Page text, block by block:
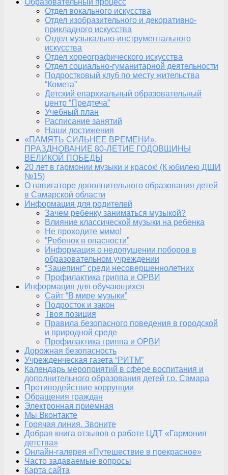
Образовательный процесс
Отдел вокального искусства
Отдел изобразительного и декоративно-
прикладного искусства
Отдел музыкально-инструментального
искусства
Отдел хореографического искусства
Отдел социально-гуманитарной деятельности
Подростковый клуб по месту жительства
“Комета”
Детский епархиальный образовательный
центр “Предтеча”
Учебный план
Расписание занятий
Наши достижения
«ПАМЯТЬ СИЛЬНЕЕ ВРЕМЕНИ»,
ПРАЗДНОВАНИЕ 80-ЛЕТИЕ ГОДОВЩИНЫ
ВЕЛИКОЙ ПОБЕДЫ
20 лет в гармонии музыки и красок! (К юбилею ДШИ
№15)
О навигаторе дополнительного образования детей
в Самарской области
Информация для родителей
Зачем ребенку заниматься музыкой?
Влияние классической музыки на ребенка
Не проходите мимо!
“Ребенок в опасности”
Информация о недопущении поборов в
образовательном учреждении
“Зацепинг” среди несовершеннолетних
Профилактика гриппа и ОРВИ
Информация для обучающихся
Сайт “В мире музыки”
Подросток и закон
Твоя позиция
Правила безопасного поведения в городской
и природной среде
Профилактика гриппа и ОРВИ
Дорожная безопасность
Учрежденческая газета “РИТМ”
Календарь мероприятий в сфере воспитания и
дополнительного образования детей г.о. Самара
Противодействие коррупции
Обращения граждан
Электронная приемная
Мы Вконтакте
Горячая линия. Звоните
Добрая книга отзывов о работе ЦДТ «Гармония
детства»
Онлайн-галерея «Путешествие в прекрасное»
Часто задаваемые вопросы
Карта сайта